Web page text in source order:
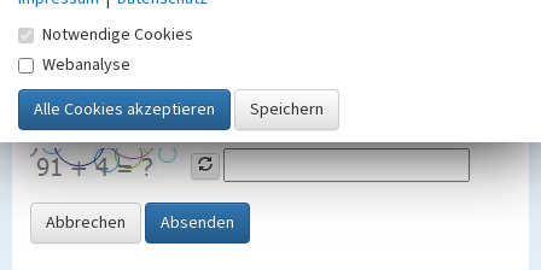
SicherheitsabfrageTragen Sie unten das Rechenergebnis aus der
Grafik ein
Abbrechen Absenden
Notwendige Cookies
Webanalyse